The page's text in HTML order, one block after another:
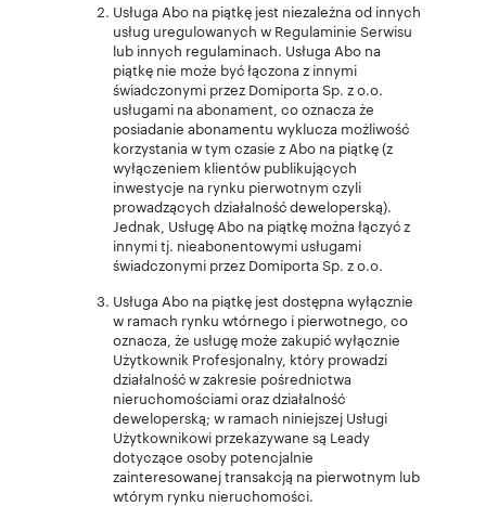
Usługa Abo na piątkę jest niezależna od innych
usług uregulowanych w Regulaminie Serwisu
lub innych regulaminach. Usługa Abo na
piątkę nie może być łączona z innymi
świadczonymi przez Domiporta Sp. z o.o.
usługami na abonament, co oznacza że
posiadanie abonamentu wyklucza możliwość
korzystania w tym czasie z Abo na piątkę (z
wyłączeniem klientów publikujących
inwestycje na rynku pierwotnym czyli
prowadzących działalność deweloperską).
Jednak, Usługę Abo na piątkę można łączyć z
innymi tj. nieabonentowymi usługami
świadczonymi przez Domiporta Sp. z o.o.
Usługa Abo na piątkę jest dostępna wyłącznie
w ramach rynku wtórnego i pierwotnego, co
oznacza, że usługę może zakupić wyłącznie
Użytkownik Profesjonalny, który prowadzi
działalność w zakresie pośrednictwa
nieruchomościami oraz działalność
deweloperską; w ramach niniejszej Usługi
Użytkownikowi przekazywane są Leady
dotyczące osoby potencjalnie
zainteresowanej transakcją na pierwotnym lub
wtórym rynku nieruchomości.